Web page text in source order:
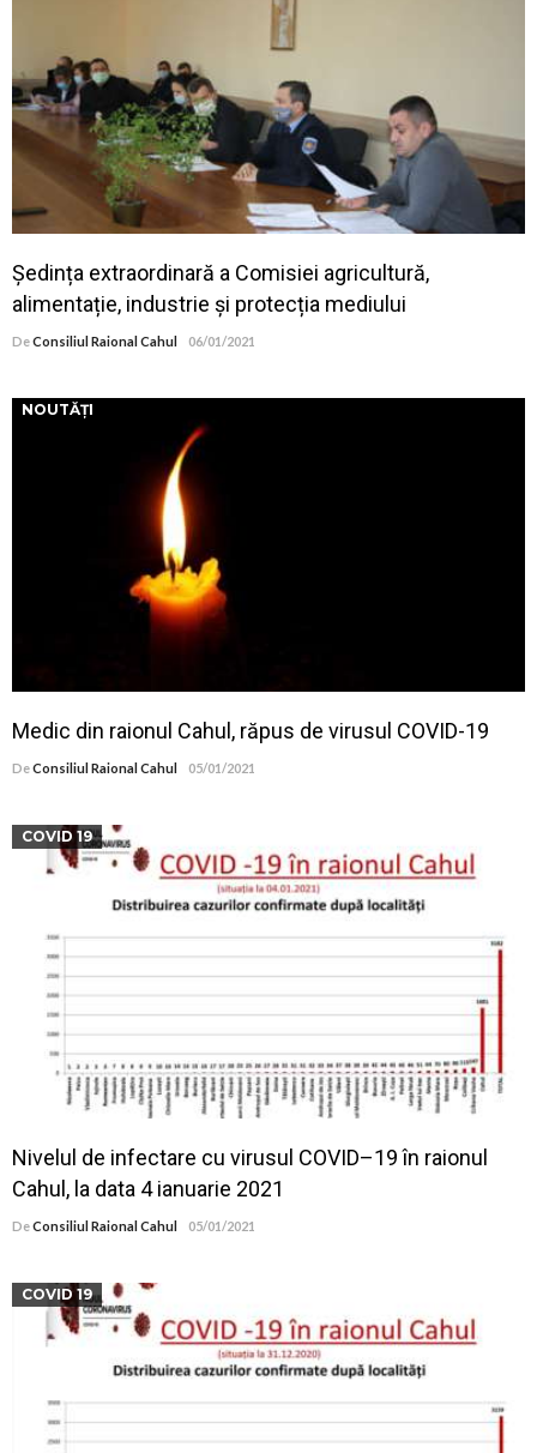
Ședința extraordinară a Comisiei agricultură,
alimentație, industrie și protecția mediului
DeConsiliul Raional Cahul 06/01/2021
NOUTĂȚI
Medic din raionul Cahul, răpus de virusul COVID-19
DeConsiliul Raional Cahul 05/01/2021
COVID 19
Nivelul de infectare cu virusul COVID–19 în raionul
Cahul, la data 4 ianuarie 2021
DeConsiliul Raional Cahul 05/01/2021
COVID 19